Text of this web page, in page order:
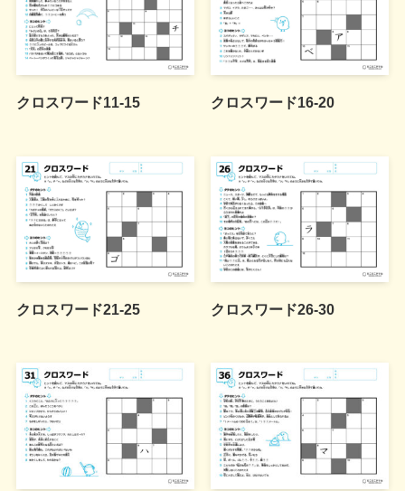
クロスワード11-15 クロスワード16-20
クロスワード21-25 クロスワード26-30